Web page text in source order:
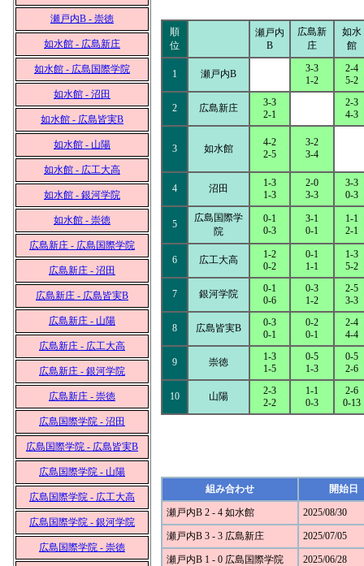
瀬戸内B - 崇徳
如水館 - 広島新庄
如水館 - 広島国際学院
如水館 - 沼田
如水館 - 広島皆実B
如水館 - 山陽
如水館 - 広工大高
如水館 - 銀河学院
如水館 - 崇徳
広島新庄 - 広島国際学院
広島新庄 - 沼田
広島新庄 - 広島皆実B
広島新庄 - 山陽
広島新庄 - 広工大高
広島新庄 - 銀河学院
広島新庄 - 崇徳
広島国際学院 - 沼田
広島国際学院 - 広島皆実B
広島国際学院 - 山陽
広島国際学院 - 広工大高
広島国際学院 - 銀河学院
広島国際学院 - 崇徳
順
位
瀬戸内
B
広島新
庄
如水
館
1 瀬戸内B
3-3
1-2
2-4
5-2
2 広島新庄
3-3
2-1
2-3
4-3
3 如水館
4-2
2-5
3-2
3-4
4 沼田
1-3
1-3
2-0
3-3
3-3
0-3
5
広島国際学
院
0-1
0-3
3-1
0-1
1-1
2-1
6 広工大高
1-2
0-2
0-1
1-1
1-3
5-2
7 銀河学院
0-1
0-6
0-3
1-2
2-5
3-3
8 広島皆実B
0-3
0-1
0-2
0-1
2-4
4-4
9 崇徳
1-3
1-5
0-5
1-3
0-5
2-6
10 山陽
2-3
2-2
1-1
0-3
2-6
0-13
組み合わせ 開始日
瀬戸内B 2 - 4 如水館 2025/08/30
瀬戸内B 3 - 3 広島新庄 2025/07/05
瀬戸内B 1 - 0 広島国際学院 2025/06/28